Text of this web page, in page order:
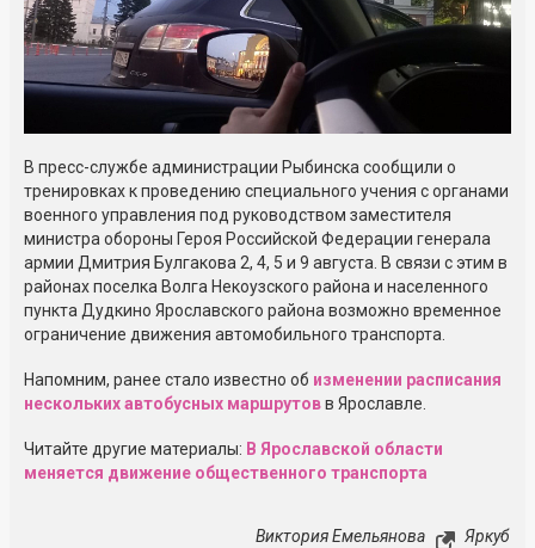
В пресс-службе администрации Рыбинска сообщили о
тренировках к проведению специального учения с органами
военного управления под руководством заместителя
министра обороны Героя Российской Федерации генерала
армии Дмитрия Булгакова 2, 4, 5 и 9 августа. В связи с этим в
районах поселка Волга Некоузского района и населенного
пункта Дудкино Ярославского района возможно временное
ограничение движения автомобильного транспорта.
Напомним, ранее стало известно об изменении расписания
нескольких автобусных маршрутовв Ярославле.
Читайте другие материалы: В Ярославской области
меняется движение общественного транспорта
Виктория Емельянова Яркуб